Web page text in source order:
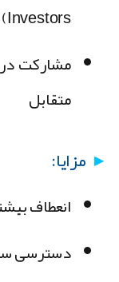
Investors)
مشارکت در
متقابل
مزایا:
انعطاف بیشتر
دسترسی